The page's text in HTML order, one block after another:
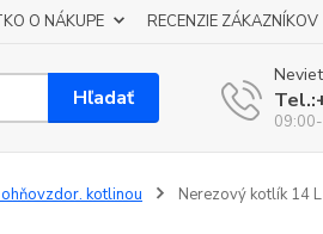
O NÁKUPE RECENZIE ZÁKAZNÍKOV
Hľadať
kotlinou
Nerezový kotlík 14